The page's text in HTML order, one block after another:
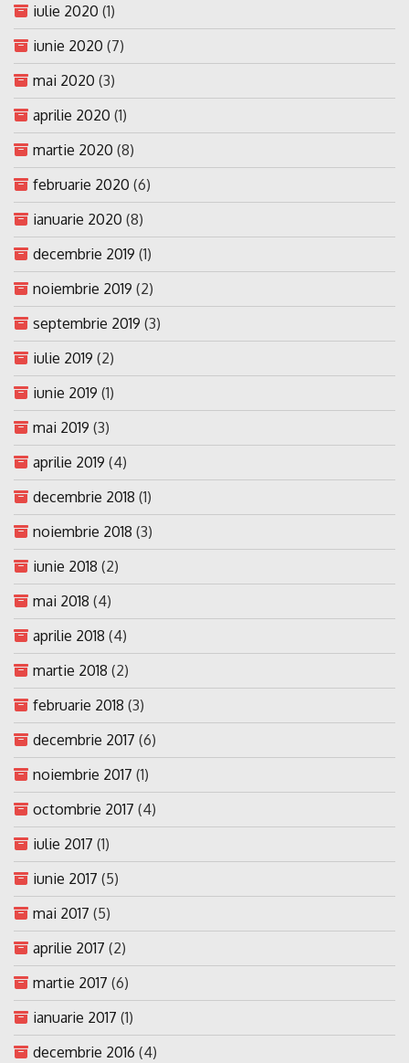
iulie 2020 (1)
iunie 2020 (7)
mai 2020 (3)
aprilie 2020 (1)
martie 2020 (8)
februarie 2020 (6)
ianuarie 2020 (8)
decembrie 2019 (1)
noiembrie 2019 (2)
septembrie 2019 (3)
iulie 2019 (2)
iunie 2019 (1)
mai 2019 (3)
aprilie 2019 (4)
decembrie 2018 (1)
noiembrie 2018 (3)
iunie 2018 (2)
mai 2018 (4)
aprilie 2018 (4)
martie 2018 (2)
februarie 2018 (3)
decembrie 2017 (6)
noiembrie 2017 (1)
octombrie 2017 (4)
iulie 2017 (1)
iunie 2017 (5)
mai 2017 (5)
aprilie 2017 (2)
martie 2017 (6)
ianuarie 2017 (1)
decembrie 2016 (4)